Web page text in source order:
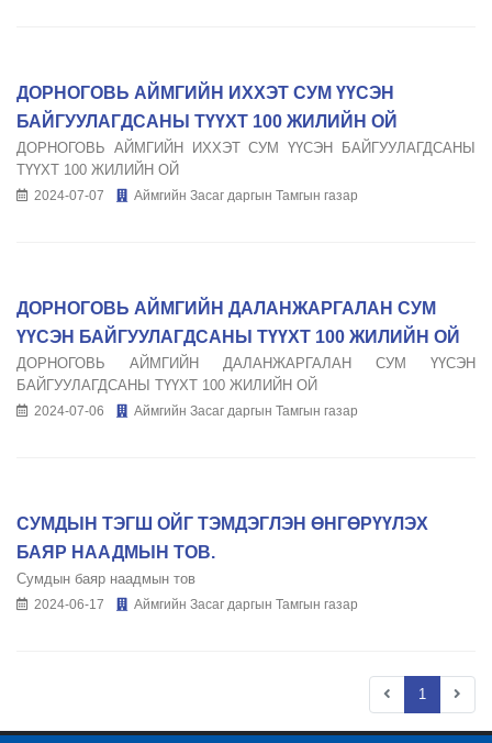
ДОРНОГОВЬ АЙМГИЙН ИХХЭТ СУМ ҮҮСЭН
БАЙГУУЛАГДСАНЫ ТҮҮХТ 100 ЖИЛИЙН ОЙ
ДОРНОГОВЬ АЙМГИЙН ИХХЭТ СУМ ҮҮСЭН БАЙГУУЛАГДСАНЫ
ТҮҮХТ 100 ЖИЛИЙН ОЙ
2024-07-07 Аймгийн Засаг даргын Тамгын газар
ДОРНОГОВЬ АЙМГИЙН ДАЛАНЖАРГАЛАН СУМ
ҮҮСЭН БАЙГУУЛАГДСАНЫ ТҮҮХТ 100 ЖИЛИЙН ОЙ
ДОРНОГОВЬ АЙМГИЙН ДАЛАНЖАРГАЛАН СУМ ҮҮСЭН
БАЙГУУЛАГДСАНЫ ТҮҮХТ 100 ЖИЛИЙН ОЙ
2024-07-06 Аймгийн Засаг даргын Тамгын газар
СУМДЫН ТЭГШ ОЙГ ТЭМДЭГЛЭН ӨНГӨРҮҮЛЭХ
БАЯР НААДМЫН ТОВ.
Сумдын баяр наадмын тов
2024-06-17 Аймгийн Засаг даргын Тамгын газар
1